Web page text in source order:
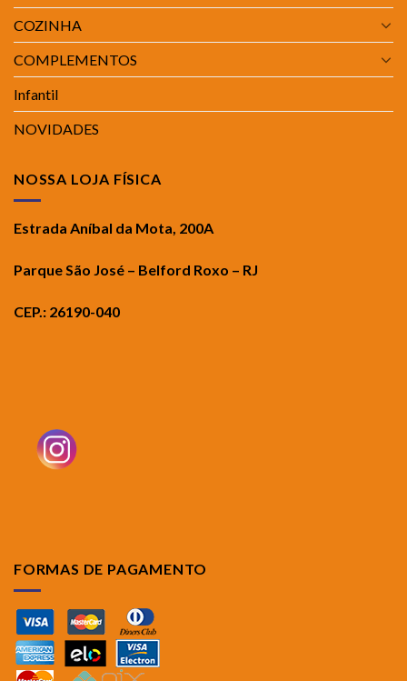
COZINHA
COMPLEMENTOS
Infantil
NOVIDADES
NOSSA LOJA FÍSICA
Estrada Aníbal da Mota, 200A
Parque São José – Belford Roxo – RJ
CEP.: 26190-040
FORMAS DE PAGAMENTO